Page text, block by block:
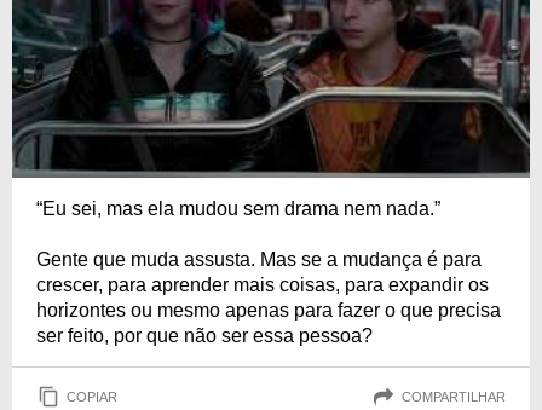
“Eu sei, mas ela mudou sem drama nem nada.”
Gente que muda assusta. Mas se a mudança é para
crescer, para aprender mais coisas, para expandir os
horizontes ou mesmo apenas para fazer o que precisa
ser feito, por que não ser essa pessoa?
COPIAR COMPARTILHAR